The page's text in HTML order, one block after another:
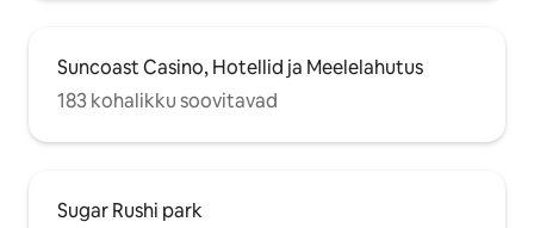
Suncoast Casino, Hotellid ja Meelelahutus
183 kohalikku soovitavad
Sugar Rushi park